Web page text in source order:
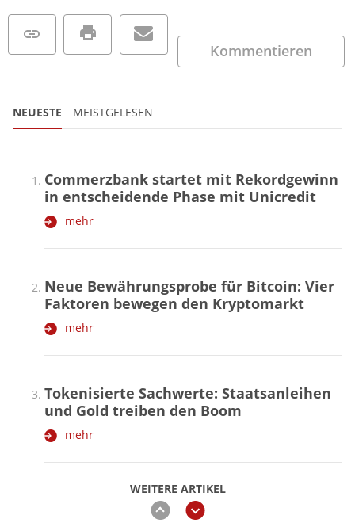
Kommentieren
NEUESTE MEISTGELESEN
WEITERE ARTIKEL
zurückweiter
Commerzbank startet mit Rekordgewinn
in entscheidende Phase mit Unicredit
mehr
Neue Bewährungsprobe für Bitcoin: Vier
Faktoren bewegen den Kryptomarkt
mehr
Tokenisierte Sachwerte: Staatsanleihen
und Gold treiben den Boom
mehr